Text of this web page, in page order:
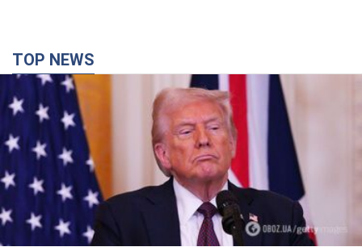
TOP NEWS